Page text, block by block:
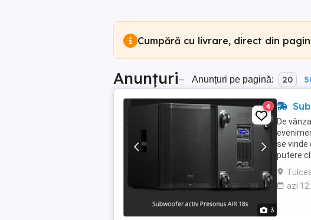
Cumpără cu livrare, direct din
Anunțuri– Anunțuri pe pagină: 20
3
4
De
se vinde
putere
inchi
azi